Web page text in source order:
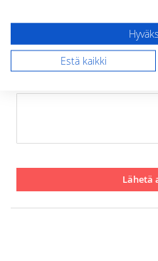
Yhteenveto
Lähetä
Estä kaikki